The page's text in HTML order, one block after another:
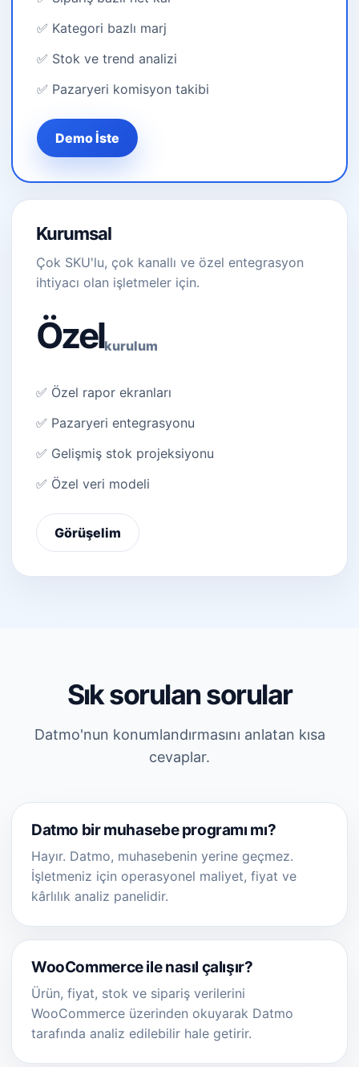
✅ Kategori bazlı marj
✅ Stok ve trend analizi
✅ Pazaryeri komisyon takibi
Demo İste
Kurumsal
Çok SKU'lu, çok kanallı ve özel entegrasyon
ihtiyacı olan işletmeler için.
Özelkurulum
✅ Özel rapor ekranları
✅ Pazaryeri entegrasyonu
✅ Gelişmiş stok projeksiyonu
✅ Özel veri modeli
Görüşelim
Sık sorulan sorular
Datmo'nun konumlandırmasını anlatan kısa
cevaplar.
Datmo bir muhasebe programı mı?
Hayır. Datmo, muhasebenin yerine geçmez.
İşletmeniz için operasyonel maliyet, fiyat ve
kârlılık analiz panelidir.
WooCommerce ile nasıl çalışır?
Ürün, fiyat, stok ve sipariş verilerini
WooCommerce üzerinden okuyarak Datmo
tarafında analiz edilebilir hale getirir.